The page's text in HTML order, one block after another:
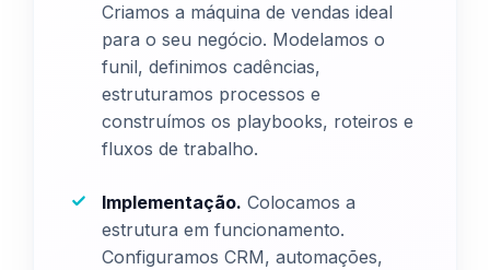
Criamos a máquina de vendas ideal
para o seu negócio. Modelamos o
funil, definimos cadências,
estruturamos processos e
construímos os playbooks, roteiros e
fluxos de trabalho.
Implementação. Colocamos a
estrutura em funcionamento.
Configuramos CRM, automações,